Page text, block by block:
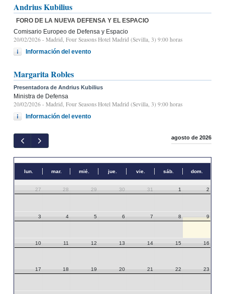
Andrius Kubilius
FORO DE LA NUEVA DEFENSA Y EL ESPACIO
Comisario Europeo de Defensa y Espacio
20/02/2026 - Madrid, Four Seasons Hotel Madrid (Sevilla, 3) 9:00 horas
Información del evento
Margarita Robles
Presentadora de Andrius Kubilius
Ministra de Defensa
20/02/2026 - Madrid, Four Seasons Hotel Madrid (Sevilla, 3) 9:00 horas
Información del evento
agosto de 2026
lun. mar. mié. jue. vie. sáb. dom.
27 28 29 30 31 1 2
3 4 5 6 7 8 9
10 11 12 13 14 15 16
17 18 19 20 21 22 23